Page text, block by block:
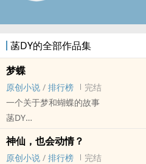
菡DY的全部作品集
梦蝶
原创小说 / 排行榜
完结
一个关于梦和蝴蝶的故事
菡DY
完结
神仙，也会动情？
原创小说 / 排行榜
完结